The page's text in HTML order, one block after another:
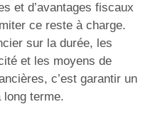
et d’avantages fiscaux
ce reste à charge.
sur la durée, les
et les moyens de
c’est garantir un
terme.